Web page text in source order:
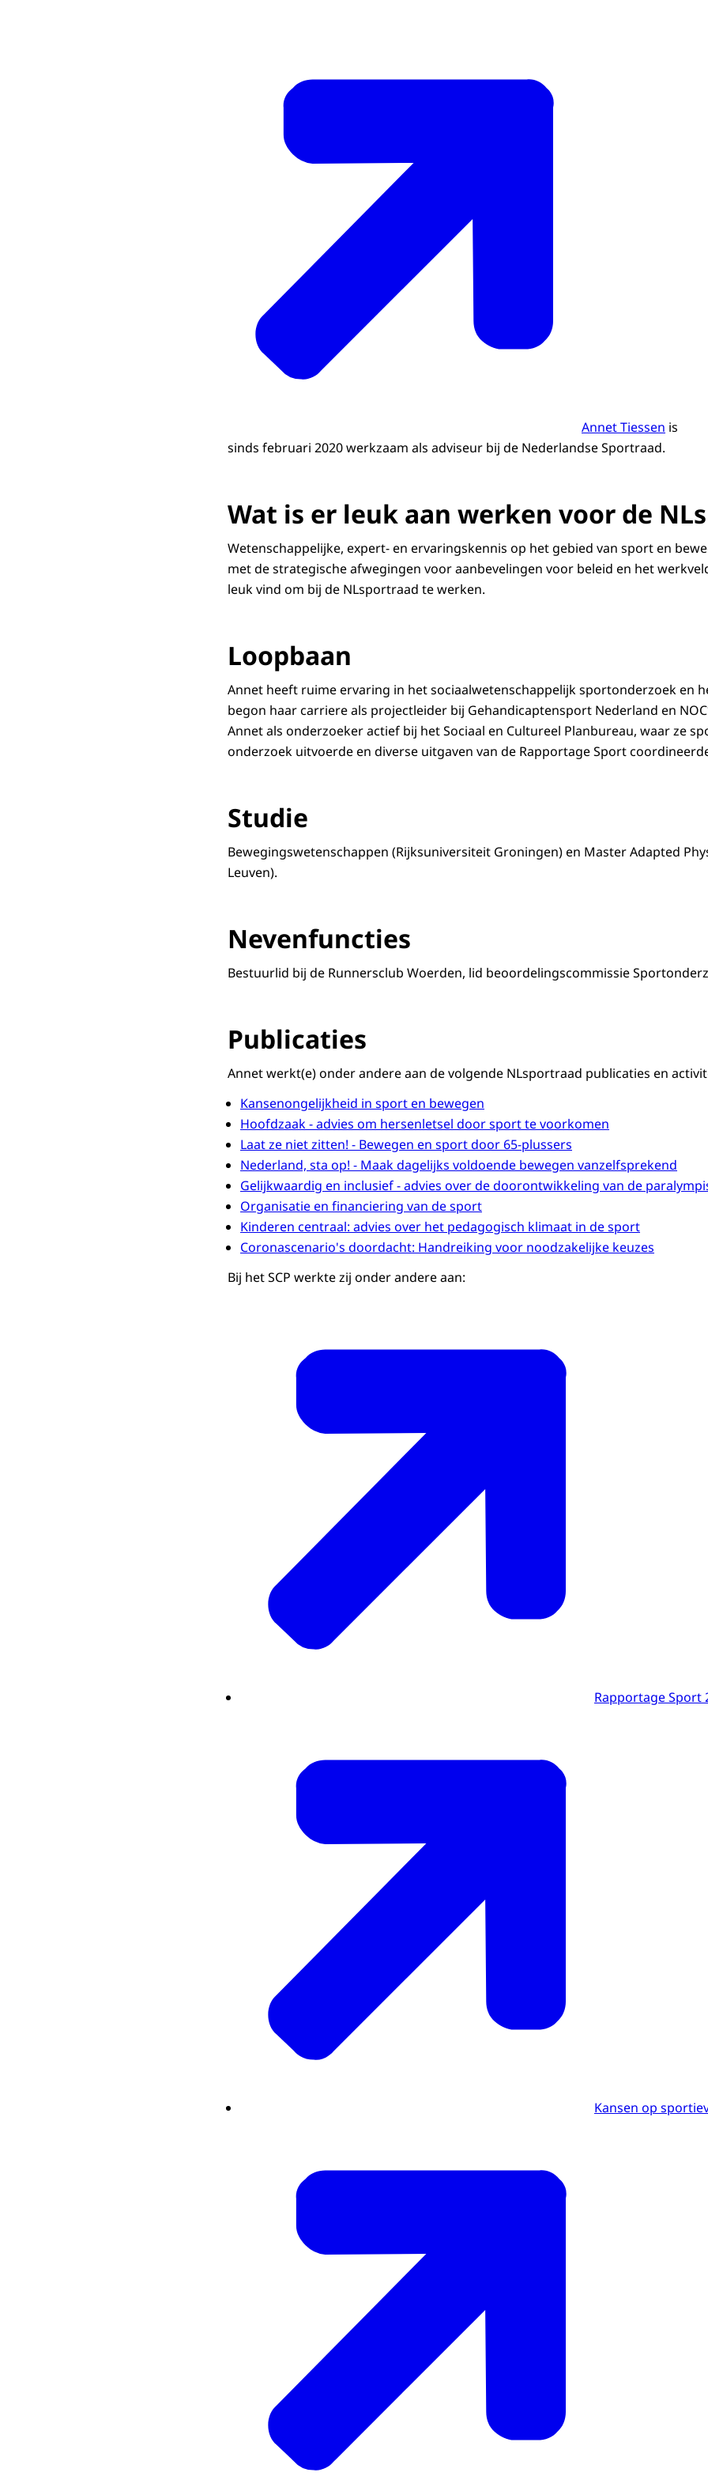
Annet Tiessen is
sinds februari 2020 werkzaam als adviseur bij de Nederlandse Sportraad.
Wat is er leuk aan werken voor de
Wetenschappelijke, expert- en ervaringskennis op het gebied van sport en
met de strategische afwegingen voor aanbevelingen voor beleid en het
leuk vind om bij de NLsportraad te werken.
Loopbaan
Annet heeft ruime ervaring in het sociaalwetenschappelijk sportonderzoek en
begon haar carriere als projectleider bij Gehandicaptensport Nederland en
Annet als onderzoeker actief bij het Sociaal en Cultureel Planbureau, waar ze
onderzoek uitvoerde en diverse uitgaven van de Rapportage Sport
Studie
Bewegingswetenschappen (Rijksuniversiteit Groningen) en Master Adapted
Leuven).
Nevenfuncties
Bestuurlid bij de Runnersclub Woerden, lid beoordelingscommissie
Publicaties
Annet werkt(e) onder andere aan de volgende NLsportraad publicaties en
Kansenongelijkheid in sport en bewegen
Hoofdzaak - advies om hersenletsel door sport te voorkomen
Laat ze niet zitten! - Bewegen en sport door 65-plussers
Nederland, sta op! - Maak dagelijks voldoende bewegen vanzelfsprekend
Gelijkwaardig en inclusief - advies over de doorontwikkeling van de
Organisatie en financiering van de sport
Kinderen centraal: advies over het pedagogisch klimaat in de sport
Coronascenario's doordacht: Handreiking voor noodzakelijke keuzes
Bij het SCP werkte zij onder andere aan:
Rapportage Sport
Kansen op